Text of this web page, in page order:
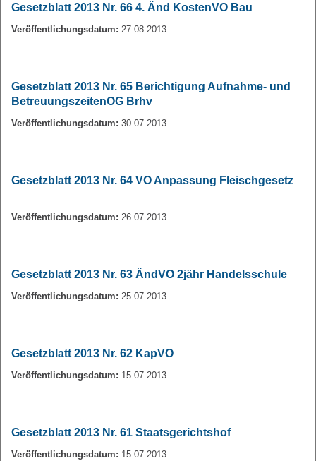
Gesetzblatt 2013 Nr. 66 4. Änd KostenVO Bau
Veröffentlichungsdatum: 27.08.2013
Gesetzblatt 2013 Nr. 65 Berichtigung Aufnahme- und
BetreuungszeitenOG Brhv
Veröffentlichungsdatum: 30.07.2013
Gesetzblatt 2013 Nr. 64 VO Anpassung Fleischgesetz
Veröffentlichungsdatum: 26.07.2013
Gesetzblatt 2013 Nr. 63 ÄndVO 2jähr Handelsschule
Veröffentlichungsdatum: 25.07.2013
Gesetzblatt 2013 Nr. 62 KapVO
Veröffentlichungsdatum: 15.07.2013
Gesetzblatt 2013 Nr. 61 Staatsgerichtshof
Veröffentlichungsdatum: 15.07.2013